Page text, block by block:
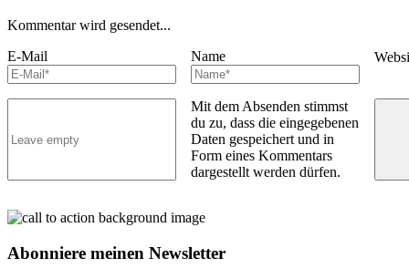
Kommentar wird gesendet...
E-Mail Name
Mit dem Absenden stimmst
du zu, dass die eingegebenen
Daten gespeichert und in
Form eines Kommentars
dargestellt werden dürfen.
Abonniere meinen Newsletter